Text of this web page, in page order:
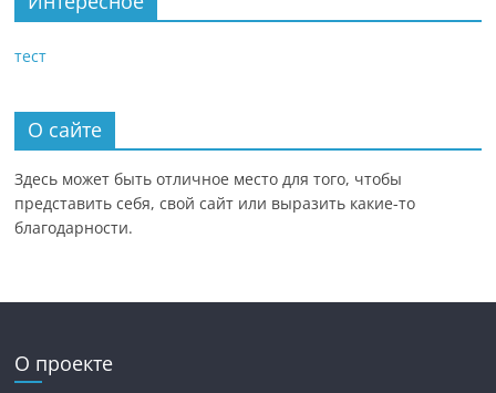
тест
О сайте
Здесь может быть отличное место для того, чтобы
представить себя, свой сайт или выразить какие-то
благодарности.
О проекте